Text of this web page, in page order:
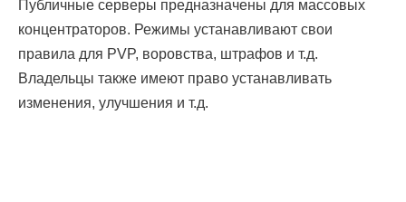
Публичные серверы предназначены для массовых
концентраторов. Режимы устанавливают свои
правила для PVP, воровства, штрафов и т.д.
Владельцы также имеют право устанавливать
изменения, улучшения и т.д.